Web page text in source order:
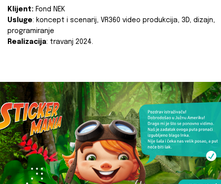
Klijent: Fond NEK
Usluge: koncept i scenarij, VR360 video produkcija, 3D, dizajn,
programiranje
Realizacija: travanj 2024.